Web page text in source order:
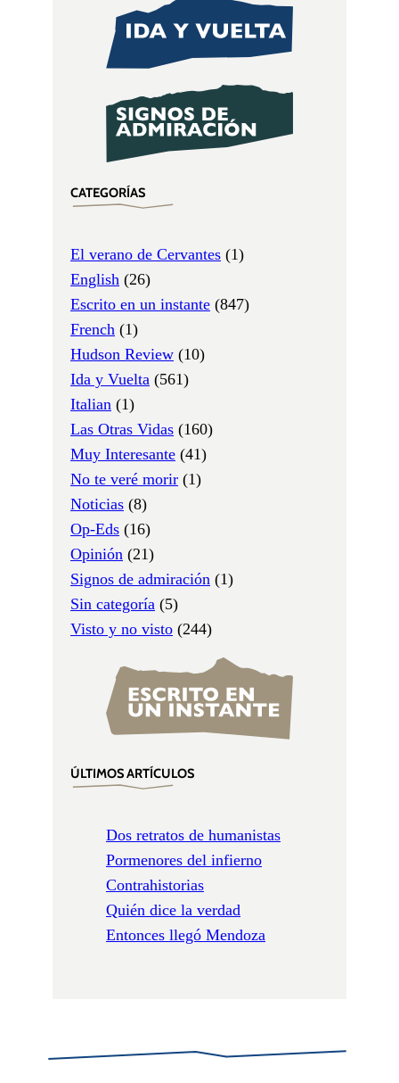
CATEGORÍAS
El verano de Cervantes (1)
English (26)
Escrito en un instante (847)
French (1)
Hudson Review (10)
Ida y Vuelta (561)
Italian (1)
Las Otras Vidas (160)
Muy Interesante (41)
No te veré morir (1)
Noticias (8)
Op-Eds (16)
Opinión (21)
Signos de admiración (1)
Sin categoría (5)
Visto y no visto (244)
ÚLTIMOS ARTÍCULOS
Dos retratos de humanistas
Pormenores del infierno
Contrahistorias
Quién dice la verdad
Entonces llegó Mendoza